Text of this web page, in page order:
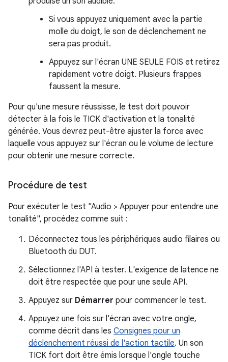
Si vous appuyez uniquement avec la partie
molle du doigt, le son de déclenchement ne
sera pas produit.
Appuyez sur l'écran UNE SEULE FOIS et retirez
rapidement votre doigt. Plusieurs frappes
faussent la mesure.
Pour qu'une mesure réussisse, le test doit pouvoir
détecter à la fois le TICK d'activation et la tonalité
générée. Vous devrez peut-être ajuster la force avec
laquelle vous appuyez sur l'écran ou le volume de lecture
pour obtenir une mesure correcte.
Procédure de test
Pour exécuter le test "Audio > Appuyer pour entendre une
tonalité", procédez comme suit :
Déconnectez tous les périphériques audio filaires ou
Bluetooth du DUT.
Sélectionnez l'API à tester. L'exigence de latence ne
doit être respectée que pour une seule API.
Appuyez sur Démarrer pour commencer le test.
Appuyez une fois sur l'écran avec votre ongle,
comme décrit dans les Consignes pour un
déclenchement réussi de l'action tactile. Un son
TICK fort doit être émis lorsque l'ongle touche